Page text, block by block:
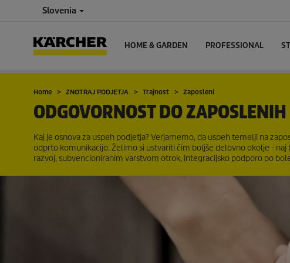
Slovenia
HOME & GARDEN PROFESSIONAL
Home ZNOTRAJ PODJETJA Trajnost Zaposleni
ODGOVORNOST DO ZAPOSLENIH
Kaj je osnova za uspeh podjetja? Verjamemo, da uspeh temelji na
odprto komunikacijo. Želimo si ustvariti čim boljše delovno okolje -
razvoj, subvencioniranim varstvom otrok, integracijsko podporo po